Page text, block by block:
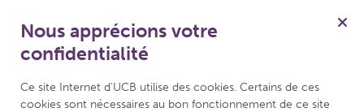
Nous apprécions votre
confidentialité
Ce site Internet d'UCB utilise des cookies. Certains de ces
cookies sont nécessaires au bon fonctionnement de ce site